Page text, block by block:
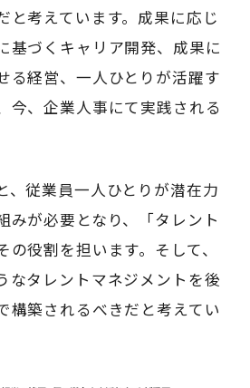
と考えています。成果に応じ
基づくキャリア開発、成果に
る経営、一人ひとりが活躍す
今、企業人事にて実践される
、従業員一人ひとりが潜在力
みが必要となり、「タレント
役割を担います。そして、
なタレントマネジメントを後
構築されるべきだと考えてい